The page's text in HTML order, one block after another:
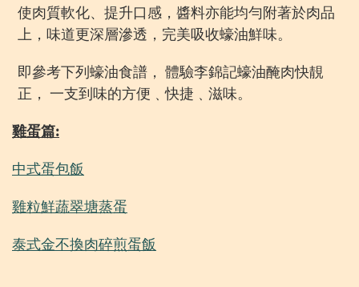
使肉質軟化、提升口感，醬料亦能均勻附著於肉品
上，味道更深層滲透，完美吸收蠔油鮮味。
即參考下列蠔油食譜， 體驗李錦記蠔油醃肉快靚
正， 一支到味的方便﹑快捷﹑滋味。
雞蛋篇:
中式蛋包飯
雞粒鮮蔬翠塘蒸蛋
泰式金不換肉碎煎蛋飯